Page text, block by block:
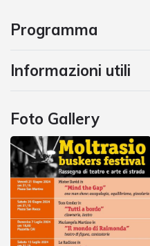
Programma
Informazioni utili
Foto Gallery